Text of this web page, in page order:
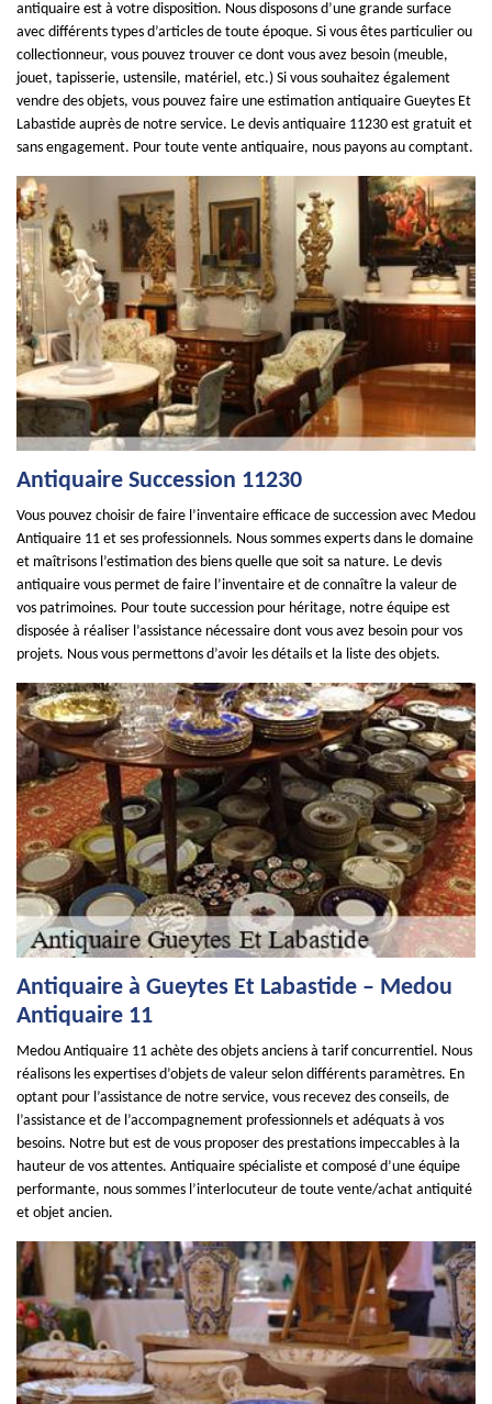
antiquaire est à votre disposition. Nous disposons d’une grande surface
avec différents types d’articles de toute époque. Si vous êtes particulier ou
collectionneur, vous pouvez trouver ce dont vous avez besoin (meuble,
jouet, tapisserie, ustensile, matériel, etc.) Si vous souhaitez également
vendre des objets, vous pouvez faire une estimation antiquaire Gueytes Et
Labastide auprès de notre service. Le devis antiquaire 11230 est gratuit et
sans engagement. Pour toute vente antiquaire, nous payons au comptant.
Antiquaire Succession 11230
Vous pouvez choisir de faire l’inventaire efficace de succession avec Medou
Antiquaire 11 et ses professionnels. Nous sommes experts dans le domaine
et maîtrisons l’estimation des biens quelle que soit sa nature. Le devis
antiquaire vous permet de faire l’inventaire et de connaître la valeur de
vos patrimoines. Pour toute succession pour héritage, notre équipe est
disposée à réaliser l’assistance nécessaire dont vous avez besoin pour vos
projets. Nous vous permettons d’avoir les détails et la liste des objets.
Antiquaire à Gueytes Et Labastide – Medou
Antiquaire 11
Medou Antiquaire 11 achète des objets anciens à tarif concurrentiel. Nous
réalisons les expertises d’objets de valeur selon différents paramètres. En
optant pour l’assistance de notre service, vous recevez des conseils, de
l’assistance et de l’accompagnement professionnels et adéquats à vos
besoins. Notre but est de vous proposer des prestations impeccables à la
hauteur de vos attentes. Antiquaire spécialiste et composé d’une équipe
performante, nous sommes l’interlocuteur de toute vente/achat antiquité
et objet ancien.